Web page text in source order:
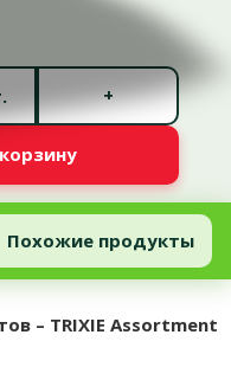
+
Assortment Dog Dirt
Похожие продукты
– TRIXIE Assortment